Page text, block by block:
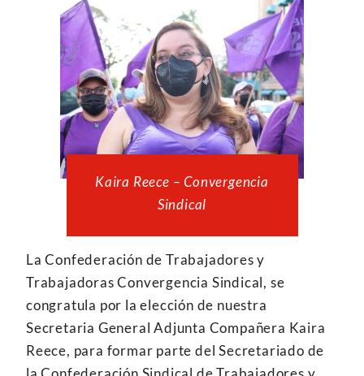
Kaira Reece – Convergencia
Sindical
La Confederación de Trabajadores y
Trabajadoras Convergencia Sindical, se
congratula por la elección de nuestra
Secretaria General Adjunta Compañera Kaira
Reece, para formar parte del Secretariado de